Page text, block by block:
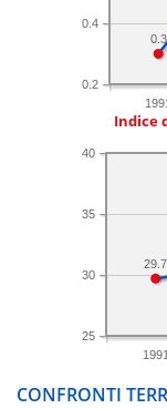
1991
0.2
0.4
0.3
Indice
1991
25
30
35
40
29.7
CONFRONTI